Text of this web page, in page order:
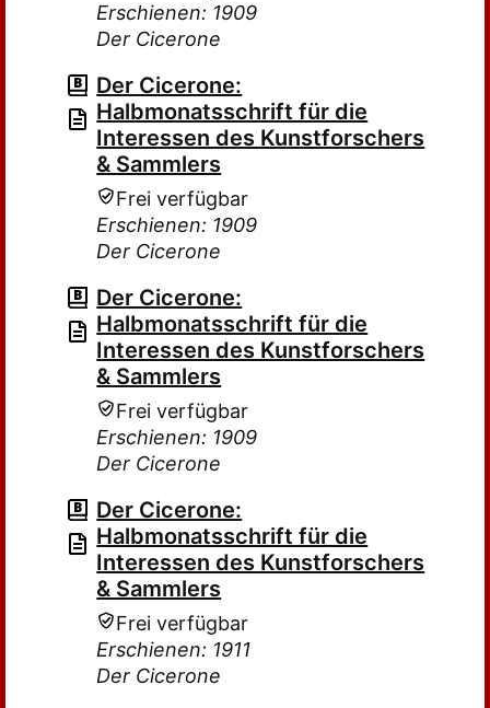
Erschienen: 1909
Der Cicerone
Der Cicerone:
Halbmonatsschrift für die
Interessen des Kunstforschers
& Sammlers
Frei verfügbar
Erschienen: 1909
Der Cicerone
Der Cicerone:
Halbmonatsschrift für die
Interessen des Kunstforschers
& Sammlers
Frei verfügbar
Erschienen: 1909
Der Cicerone
Der Cicerone:
Halbmonatsschrift für die
Interessen des Kunstforschers
& Sammlers
Frei verfügbar
Erschienen: 1911
Der Cicerone